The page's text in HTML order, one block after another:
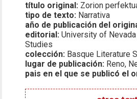
título original: Zorion
tipo de texto: Narrativa
año de publicación del
editorial: University of
Studies
colección: Basque Literature
lugar de publicación: Reno,
pais en el que se publicó el